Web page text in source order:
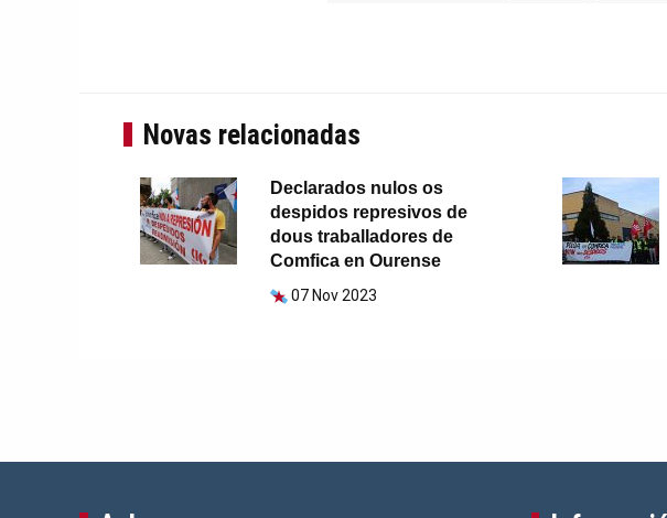
Novas relacionadas
Declarados nulos os
despidos represivos de
dous traballadores de
Comfica en Ourense
07 Nov 2023